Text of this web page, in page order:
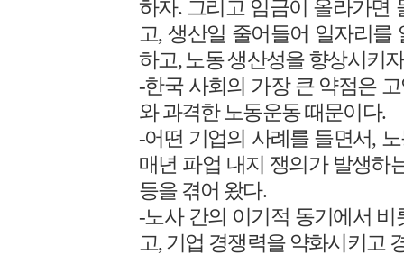
하자. 그리고 임금이 올라가면
고, 생산일 줄어들어 일자리를
하고, 노동 생산성을 향상시키
-한국 사회의 가장 큰 약점은
와 과격한 노동운동 때문이다.
-어떤 기업의 사례를 들면서,
매년 파업 내지 쟁의가 발생하
등을 겪어 왔다.
-노사 간의 이기적 동기에서
고, 기업 경쟁력을 약화시키고